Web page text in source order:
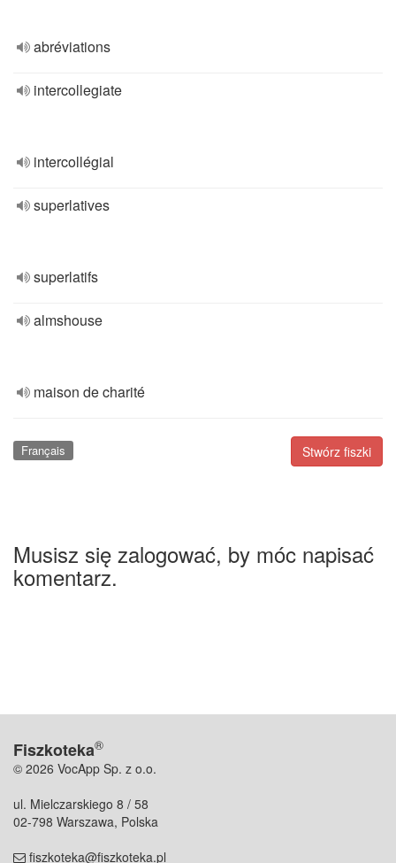
abréviations
intercollegiate
intercollégial
superlatives
superlatifs
almshouse
maison de charité
Stwórz fiszki
Français
Musisz się zalogować, by móc napisać
komentarz.
Fiszkoteka®
© 2026 VocApp Sp. z o.o.
ul. Mielczarskiego 8 / 58
02-798 Warszawa, Polska
fiszkoteka@fiszkoteka.pl